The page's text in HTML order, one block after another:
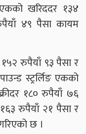
खरिददर १३४
४९ पैसा कायम
रुपैयाँ ९३ पैसा र
स्ट्रर्लिङ एकको
१८० रुपैयाँ ७६
रुपैयाँ २१ पैसा र
छ ।